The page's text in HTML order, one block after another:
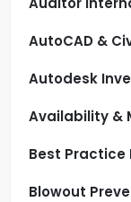
AutoCAD &
Autodesk
Availability &
Best Practice
Blowout